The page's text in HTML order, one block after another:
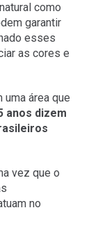
como
garantir
esses
as cores e
área que
anos dizem
vez que o
no